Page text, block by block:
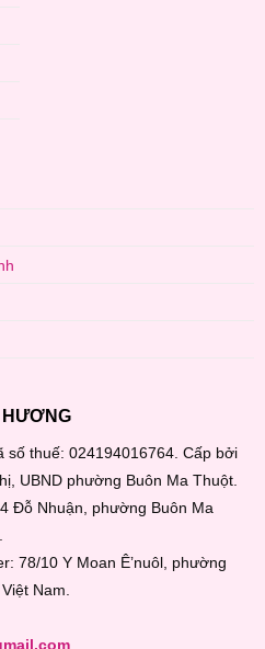
HƯƠNG
thuế: 024194016764. Cấp bởi
UBND phường Buôn Ma Thuột.
Đỗ Nhuận, phường Buôn Ma
78/10 Y Moan Ê’nuôl, phường
Nam.